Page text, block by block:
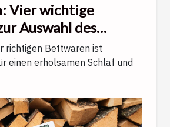
Vier wichtige
Auswahl des
richtigen Bettwaren ist
einen erholsamen Schlaf und